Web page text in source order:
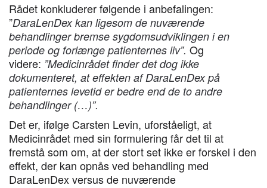
Rådet konkluderer følgende i anbefalingen:
”DaraLenDex kan ligesom de nuværende
behandlinger bremse sygdomsudviklingen i en
periode og forlænge patienternes liv”. Og
videre: ”Medicinrådet finder det dog ikke
dokumenteret, at effekten af DaraLenDex på
patienternes levetid er bedre end de to andre
behandlinger (…)”.
Det er, ifølge Carsten Levin, uforståeligt, at
Medicinrådet med sin formulering får det til at
fremstå som om, at der stort set ikke er forskel i den
effekt, der kan opnås ved behandling med
DaraLenDex versus de nuværende